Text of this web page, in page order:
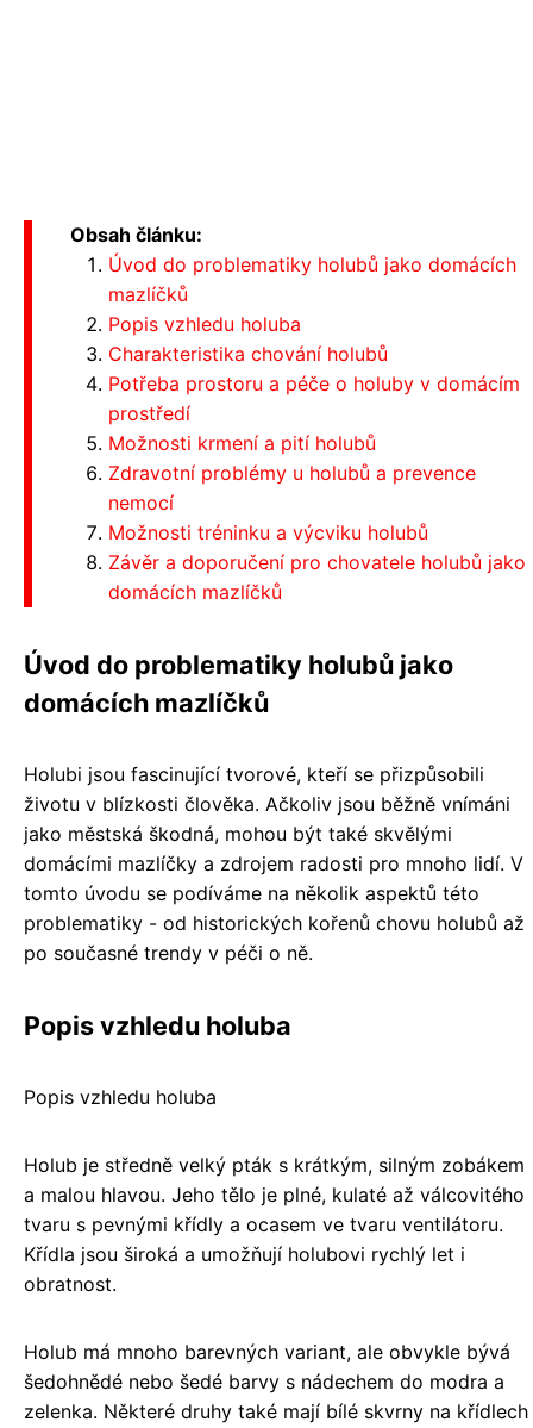
Obsah článku:
Úvod do problematiky holubů jako domácích
mazlíčků
Popis vzhledu holuba
Charakteristika chování holubů
Potřeba prostoru a péče o holuby v domácím
prostředí
Možnosti krmení a pití holubů
Zdravotní problémy u holubů a prevence
nemocí
Možnosti tréninku a výcviku holubů
Závěr a doporučení pro chovatele holubů jako
domácích mazlíčků
Úvod do problematiky holubů jako
domácích mazlíčků
Holubi jsou fascinující tvorové, kteří se přizpůsobili
životu v blízkosti člověka. Ačkoliv jsou běžně vnímáni
jako městská škodná, mohou být také skvělými
domácími mazlíčky a zdrojem radosti pro mnoho lidí. V
tomto úvodu se podíváme na několik aspektů této
problematiky - od historických kořenů chovu holubů až
po současné trendy v péči o ně.
Popis vzhledu holuba
Popis vzhledu holuba
Holub je středně velký pták s krátkým, silným zobákem
a malou hlavou. Jeho tělo je plné, kulaté až válcovitého
tvaru s pevnými křídly a ocasem ve tvaru ventilátoru.
Křídla jsou široká a umožňují holubovi rychlý let i
obratnost.
Holub má mnoho barevných variant, ale obvykle bývá
šedohnědé nebo šedé barvy s nádechem do modra a
zelenka. Některé druhy také mají bílé skvrny na křídlech